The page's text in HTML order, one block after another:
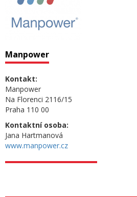
Manpower
Kontakt:
Manpower
Na Florenci 2116/15
Praha 110 00
Kontaktní osoba:
Jana Hartmanová
www.manpower.cz